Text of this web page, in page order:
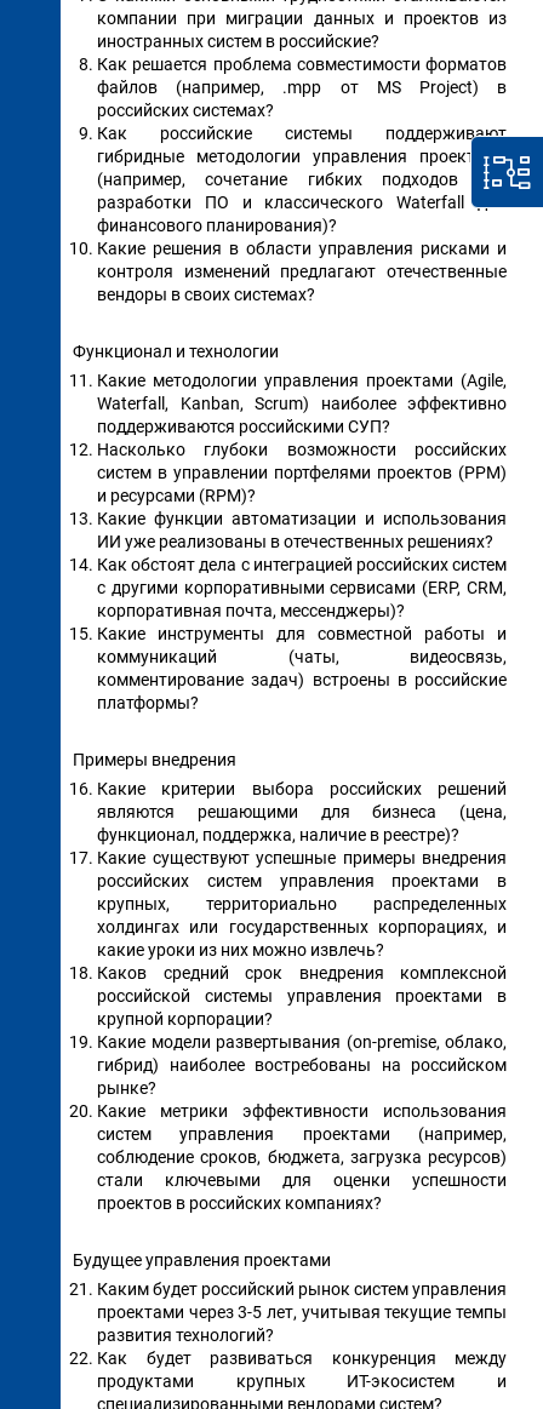
компании при миграции данных и проектов из
иностранных систем в российские?
Как решается проблема совместимости форматов
файлов (например, .mpp от MS Project) в
российских системах?
Как российские системы поддерживают
гибридные методологии управления проектами
(например, сочетание гибких подходов для
разработки ПО и классического Waterfall для
финансового планирования)?
Какие решения в области управления рисками и
контроля изменений предлагают отечественные
вендоры в своих системах?
Функционал и технологии
Какие методологии управления проектами (Agile,
Waterfall, Kanban, Scrum) наиболее эффективно
поддерживаются российскими СУП?
Насколько глубоки возможности российских
систем в управлении портфелями проектов (PPM)
и ресурсами (RPM)?
Какие функции автоматизации и использования
ИИ уже реализованы в отечественных решениях?
Как обстоят дела с интеграцией российских систем
с другими корпоративными сервисами (ERP, CRM,
корпоративная почта, мессенджеры)?
Какие инструменты для совместной работы и
коммуникаций (чаты, видеосвязь,
комментирование задач) встроены в российские
платформы?
Примеры внедрения
Какие критерии выбора российских решений
являются решающими для бизнеса (цена,
функционал, поддержка, наличие в реестре)?
Какие существуют успешные примеры внедрения
российских систем управления проектами в
крупных, территориально распределенных
холдингах или государственных корпорациях, и
какие уроки из них можно извлечь?
Каков средний срок внедрения комплексной
российской системы управления проектами в
крупной корпорации?
Какие модели развертывания (on-premise, облако,
гибрид) наиболее востребованы на российском
рынке?
Какие метрики эффективности использования
систем управления проектами (например,
соблюдение сроков, бюджета, загрузка ресурсов)
стали ключевыми для оценки успешности
проектов в российских компаниях?
Будущее управления проектами
Каким будет российский рынок систем управления
проектами через 3-5 лет, учитывая текущие темпы
развития технологий?
Как будет развиваться конкуренция между
продуктами крупных ИТ-экосистем и
специализированными вендорами систем?